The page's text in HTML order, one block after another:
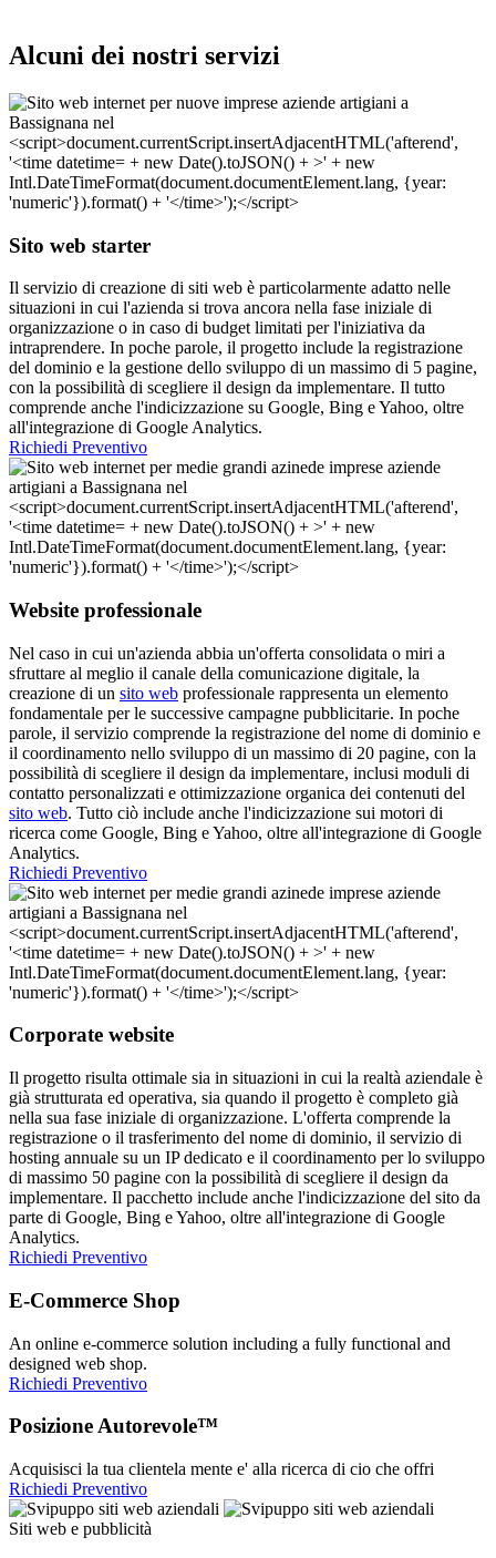
Alcuni dei nostri servizi
Sito web starter
Il servizio di creazione di siti web è particolarmente adatto nelle
situazioni in cui l'azienda si trova ancora nella fase iniziale di
organizzazione o in caso di budget limitati per l'iniziativa da
intraprendere. In poche parole, il progetto include la registrazione
del dominio e la gestione dello sviluppo di un massimo di 5 pagine,
con la possibilità di scegliere il design da implementare. Il tutto
comprende anche l'indicizzazione su Google, Bing e Yahoo, oltre
all'integrazione di Google Analytics.
Richiedi Preventivo
Website professionale
Nel caso in cui un'azienda abbia un'offerta consolidata o miri a
sfruttare al meglio il canale della comunicazione digitale, la
creazione di un sito web professionale rappresenta un elemento
fondamentale per le successive campagne pubblicitarie. In poche
parole, il servizio comprende la registrazione del nome di dominio e
il coordinamento nello sviluppo di un massimo di 20 pagine, con la
possibilità di scegliere il design da implementare, inclusi moduli di
contatto personalizzati e ottimizzazione organica dei contenuti del
sito web. Tutto ciò include anche l'indicizzazione sui motori di
ricerca come Google, Bing e Yahoo, oltre all'integrazione di Google
Analytics.
Richiedi Preventivo
Corporate website
Il progetto risulta ottimale sia in situazioni in cui la realtà aziendale è
già strutturata ed operativa, sia quando il progetto è completo già
nella sua fase iniziale di organizzazione. L'offerta comprende la
registrazione o il trasferimento del nome di dominio, il servizio di
hosting annuale su un IP dedicato e il coordinamento per lo sviluppo
di massimo 50 pagine con la possibilità di scegliere il design da
implementare. Il pacchetto include anche l'indicizzazione del sito da
parte di Google, Bing e Yahoo, oltre all'integrazione di Google
Analytics.
Richiedi Preventivo
E-Commerce Shop
An online e-commerce solution including a fully functional and
designed web shop.
Richiedi Preventivo
Posizione Autorevole™
Acquisisci la tua clientela mente e' alla ricerca di cio che offri
Richiedi Preventivo
Siti web e pubblicità